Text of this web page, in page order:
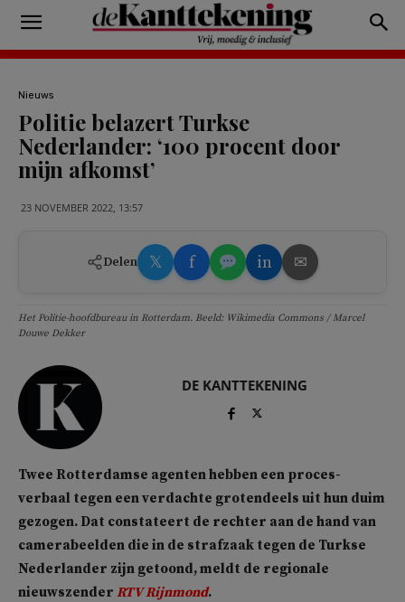
Nieuws
Politie belazert Turkse
Nederlander: ‘100 procent door
mijn afkomst’
23 NOVEMBER 2022, 13:57
Delen 𝕏 f in ✉
Het Politie-hoofdbureau in Rotterdam. Beeld: Wikimedia Commons / Marcel
Douwe Dekker
DE KANTTEKENING
Twee Rotterdamse agenten hebben een proces-
verbaal tegen een verdachte grotendeels uit hun duim
gezogen. Dat constateert de rechter aan de hand van
camerabeelden die in de strafzaak tegen de Turkse
Nederlander zijn getoond, meldt de regionale
nieuwszender RTV Rijnmond.